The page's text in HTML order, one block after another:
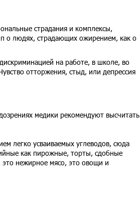
страдания и комплексы,
о людях, страдающих ожирением, как о
на работе, в школе, во
отторжения, стыд, или депрессия
медики рекомендуют высчитать
легко усваиваемых углеводов, сюда
как пирожные, торты, сдобные
нежирное мясо, это овощи и